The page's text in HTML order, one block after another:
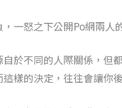
一怒之下公開Po網兩人
自於不同的人際關係，
樣的決定，往往會讓你